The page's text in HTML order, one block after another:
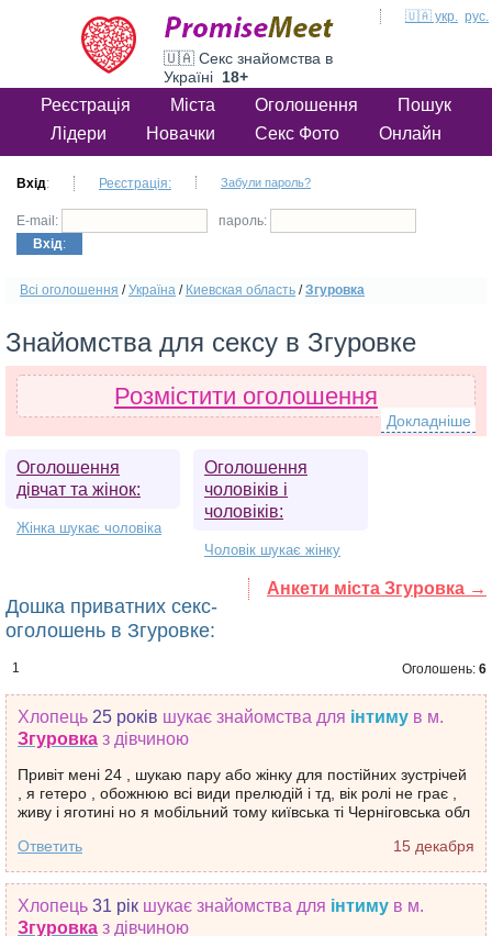
🇺🇦 Секс знайомства в
Україні 18+
Реєстрація Міста Оголошення
Пошук
Лідери
Новачки Секс Фото Онлайн
Вхід: Реєстрація: Забули пароль?
E-mail:
пароль:
Вхід:
🇺🇦 укр. рус.
Всі оголошення /Україна / Киевская область /Згуровка
Знайомства для сексу в Згуровке
Розмістити оголошення
Докладніше
Оголошення
дівчат та жінок:
Жінка шукає чоловіка
Оголошення
чоловіків і
чоловіків:
Чоловік шукає жінку
Анкети міста Згуровка →
Дошка приватних секс-
оголошень в Згуровке:
Оголошень: 6
1
Хлопець 25 років шукає знайомства для інтиму в м.
Згуровка з дівчиною
Привіт мені 24 , шукаю пару або жінку для постійних зустрічей
, я гетеро , обожнюю всі види прелюдій і тд, вік ролі не грає ,
живу і яготині но я мобільний тому київська ті Черніговська обл
15 декабря
Ответить
Хлопець 31 рік шукає знайомства для інтиму в м.
Згуровка з дівчиною